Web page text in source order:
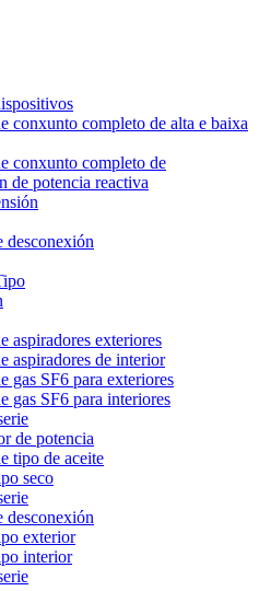
conxunto completo de alta e baixa
conxunto completo de
de potencia reactiva
desconexión
aspiradores exteriores
aspiradores de interior
gas SF6 para exteriores
gas SF6 para interiores
de potencia
tipo de aceite
seco
desconexión
exterior
interior